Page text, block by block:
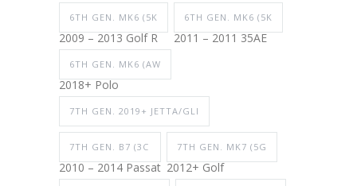
6TH GEN. MK6 (5K
2009 – 2013 Golf R
6TH GEN. MK6 (5K
2011 – 2011 35AE
6TH GEN. MK6 (AW
2018+ Polo
7TH GEN. 2019+ JETTA/GLI
7TH GEN. B7 (3C
2010 – 2014 Passat
7TH GEN. MK7 (5G
2012+ Golf